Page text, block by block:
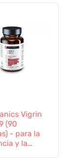
Vigrin
(90
- para la
y la